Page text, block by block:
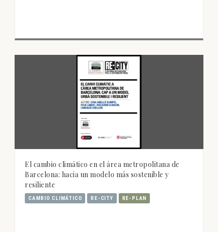
El cambio climático en el área metropolitana de
Barcelona: hacia un modelo más sostenible y
resiliente
CAMBIO CLIMÁTICO RE-CITY RE-PLAN